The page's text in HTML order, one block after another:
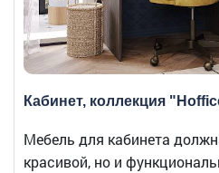
Кабинет, коллекция
Мебель для кабинета
красивой, но и